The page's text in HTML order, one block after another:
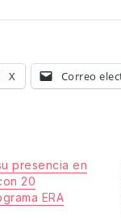
X Correo
presencia en
20
ERA